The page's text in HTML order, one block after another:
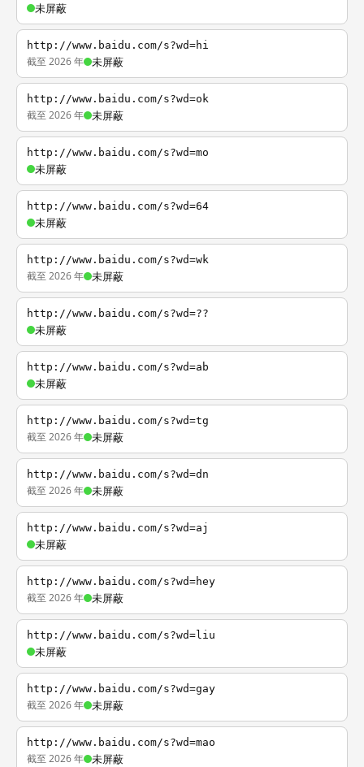
未屏蔽
http://www.baidu.com/s?wd=hi
截至 2026 年 未屏蔽
http://www.baidu.com/s?wd=ok
截至 2026 年 未屏蔽
http://www.baidu.com/s?wd=mo
未屏蔽
http://www.baidu.com/s?wd=64
未屏蔽
http://www.baidu.com/s?wd=wk
截至 2026 年 未屏蔽
http://www.baidu.com/s?wd=??
未屏蔽
http://www.baidu.com/s?wd=ab
未屏蔽
http://www.baidu.com/s?wd=tg
截至 2026 年 未屏蔽
http://www.baidu.com/s?wd=dn
截至 2026 年 未屏蔽
http://www.baidu.com/s?wd=aj
未屏蔽
http://www.baidu.com/s?wd=hey
截至 2026 年 未屏蔽
http://www.baidu.com/s?wd=liu
未屏蔽
http://www.baidu.com/s?wd=gay
截至 2026 年 未屏蔽
http://www.baidu.com/s?wd=mao
截至 2026 年 未屏蔽